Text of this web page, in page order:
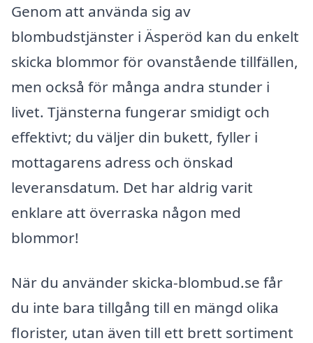
Genom att använda sig av
blombudstjänster i Äsperöd kan du enkelt
skicka blommor för ovanstående tillfällen,
men också för många andra stunder i
livet. Tjänsterna fungerar smidigt och
effektivt; du väljer din bukett, fyller i
mottagarens adress och önskad
leveransdatum. Det har aldrig varit
enklare att överraska någon med
blommor!
När du använder skicka-blombud.se får
du inte bara tillgång till en mängd olika
florister, utan även till ett brett sortiment